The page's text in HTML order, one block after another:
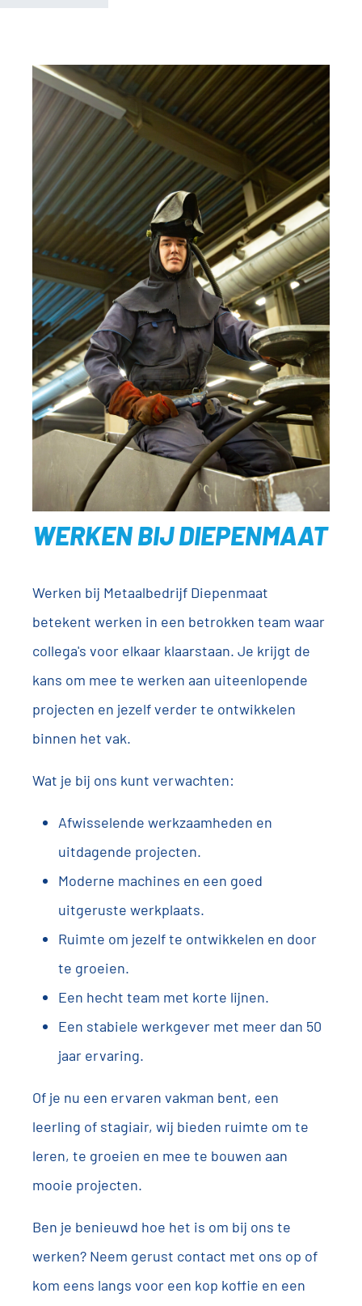
WERKEN BIJ DIEPENMAAT
Werken bij Metaalbedrijf Diepenmaat
betekent werken in een betrokken team waar
collega's voor elkaar klaarstaan. Je krijgt de
kans om mee te werken aan uiteenlopende
projecten en jezelf verder te ontwikkelen
binnen het vak.
Wat je bij ons kunt verwachten:
Afwisselende werkzaamheden en
uitdagende projecten.
Moderne machines en een goed
uitgeruste werkplaats.
Ruimte om jezelf te ontwikkelen en door
te groeien.
Een hecht team met korte lijnen.
Een stabiele werkgever met meer dan 50
jaar ervaring.
Of je nu een ervaren vakman bent, een
leerling of stagiair, wij bieden ruimte om te
leren, te groeien en mee te bouwen aan
mooie projecten.
Ben je benieuwd hoe het is om bij ons te
werken? Neem gerust contact met ons op of
kom eens langs voor een kop koffie en een